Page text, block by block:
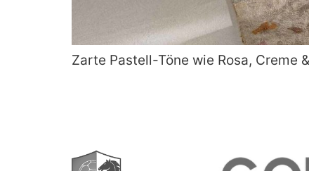
Zarte Pastell-Töne wie Rosa, Creme